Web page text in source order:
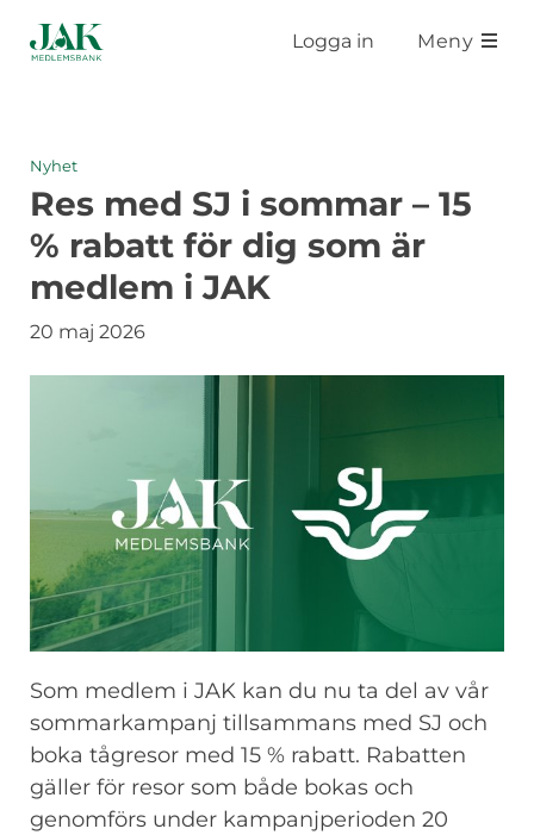
Meny
Logga in
Nyhet
Res med SJ i sommar – 15
% rabatt för dig som är
medlem i JAK
20 maj 2026
Som medlem i JAK kan du nu ta del av vår
sommarkampanj tillsammans med SJ och
boka tågresor med 15 % rabatt. Rabatten
gäller för resor som både bokas och
genomförs under kampanjperioden 20